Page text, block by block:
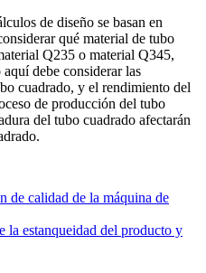
de diseño se basan en
qué material de tubo
Q235 o material Q345,
debe considerar las
cuadrado, y el rendimiento del
de producción del tubo
del tubo cuadrado afectarán
de calidad de la máquina de
la estanqueidad del producto y